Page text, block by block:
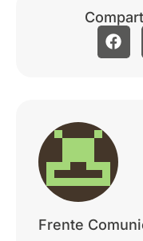
Frente